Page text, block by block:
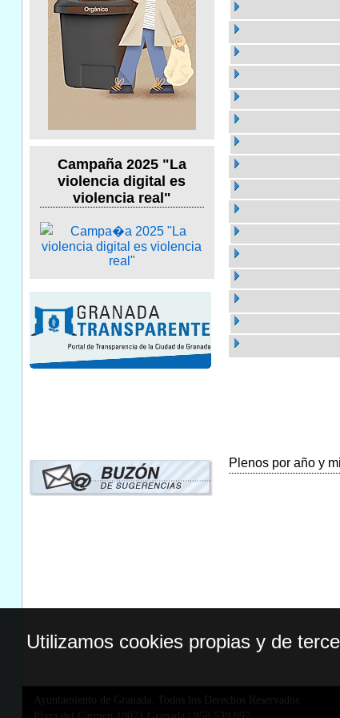
Campaña 2025 "La
violencia digital es
violencia real"
Plenos por año y
Ayuntamiento de Granada. Todos los Derechos Reservados.
Utilizamos cookies propias y de